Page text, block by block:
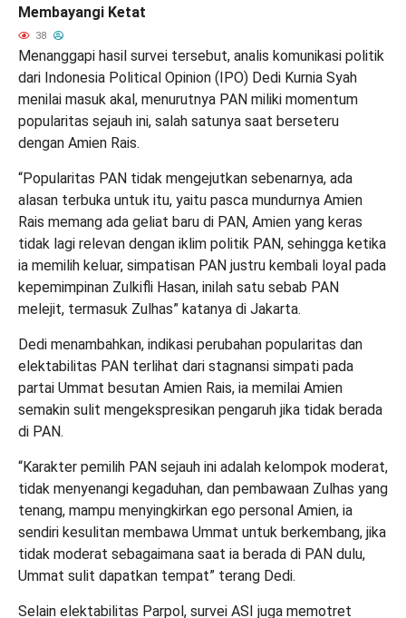
Membayangi Ketat
38
Menanggapi hasil survei tersebut, analis komunikasi politik
dari Indonesia Political Opinion (IPO) Dedi Kurnia Syah
menilai masuk akal, menurutnya PAN miliki momentum
popularitas sejauh ini, salah satunya saat berseteru
dengan Amien Rais.
“Popularitas PAN tidak mengejutkan sebenarnya, ada
alasan terbuka untuk itu, yaitu pasca mundurnya Amien
Rais memang ada geliat baru di PAN, Amien yang keras
tidak lagi relevan dengan iklim politik PAN, sehingga ketika
ia memilih keluar, simpatisan PAN justru kembali loyal pada
kepemimpinan Zulkifli Hasan, inilah satu sebab PAN
melejit, termasuk Zulhas” katanya di Jakarta.
Dedi menambahkan, indikasi perubahan popularitas dan
elektabilitas PAN terlihat dari stagnansi simpati pada
partai Ummat besutan Amien Rais, ia memilai Amien
semakin sulit mengekspresikan pengaruh jika tidak berada
di PAN.
“Karakter pemilih PAN sejauh ini adalah kelompok moderat,
tidak menyenangi kegaduhan, dan pembawaan Zulhas yang
tenang, mampu menyingkirkan ego personal Amien, ia
sendiri kesulitan membawa Ummat untuk berkembang, jika
tidak moderat sebagaimana saat ia berada di PAN dulu,
Ummat sulit dapatkan tempat” terang Dedi.
Selain elektabilitas Parpol, survei ASI juga memotret